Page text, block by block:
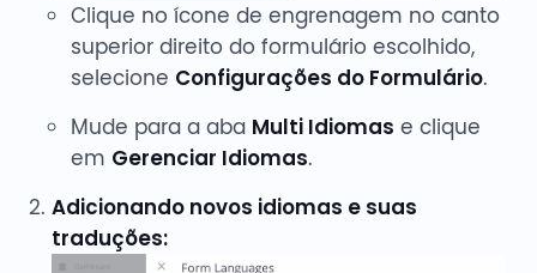
Clique no ícone de engrenagem no canto
superior direito do formulário escolhido,
selecione Configurações do Formulário.
Mude para a aba Multi Idiomas e clique
em Gerenciar Idiomas.
Adicionando novos idiomas e suas
traduções: